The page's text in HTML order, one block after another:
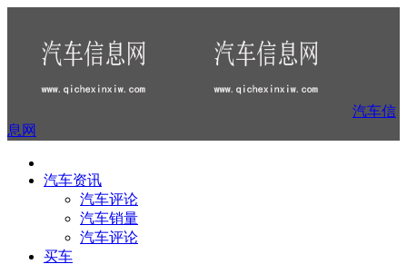
汽车信
息网
汽车资讯
汽车评论
汽车销量
汽车评论
买车